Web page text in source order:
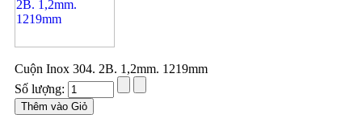
Cuộn Inox 304. 2B. 1,2mm. 1219mm
Số lượng: